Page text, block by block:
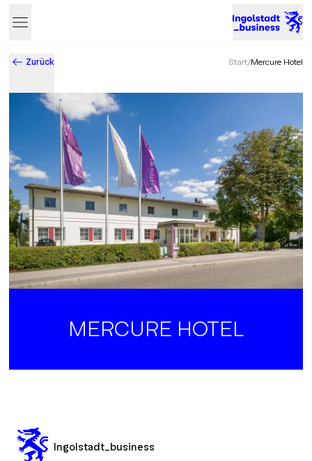
Zurück Start/Mercure Hotel
Business & Innovation in Ingolstadt – Der Standort mit
MERCURE HOTEL
Ingolstadt_business